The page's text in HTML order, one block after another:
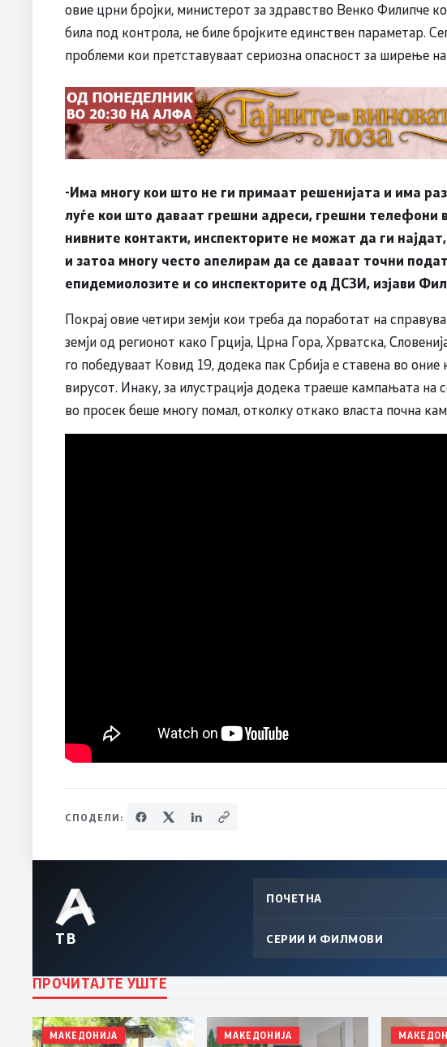
овие црни бројки, министерот за здравство Венко Филипче
била под контрола, не биле бројките единствен параметар.
проблеми кои претставуваат сериозна опасност за ширење
-Има многу кои што не ги примаат решенијата и има
луѓе кои што даваат грешни адреси, грешни телефони
нивните контакти, инспекторите не можат да ги
и затоа многу често апелирам да се даваат точни
епидемиолозите и со инспекторите од ДСЗИ, изјави
Покрај овие четири земји кои треба да поработат на
земји од регионот како Грција, Црна Гора, Хрватска,
го победуваат Ковид 19, додека пак Србија е ставена во
вирусот. Инаку, за илустрација додека траеше кампањата на
во просек беше многу помал, отколку откако власта почна
СПОДЕЛИ:
ТВ
ПОЧЕТНА
СЕРИИ И ФИЛМОВИ
ПРОЧИТАЈТЕ УШТЕ
МАКЕДОНИЈА МАКЕДОНИЈА